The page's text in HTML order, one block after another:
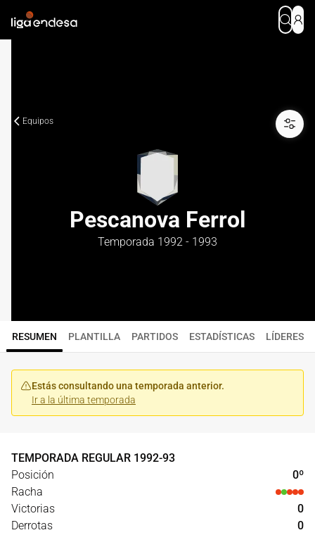
Equipos
Pescanova Ferrol
Temporada 1992 - 1993
RESUMEN PLANTILLA PARTIDOS ESTADÍSTICAS LÍDERES
Estás consultando una temporada anterior.
Ir a la última temporada
TEMPORADA REGULAR 1992-93
Posición
0º
Racha
Victorias
0
Derrotas
0